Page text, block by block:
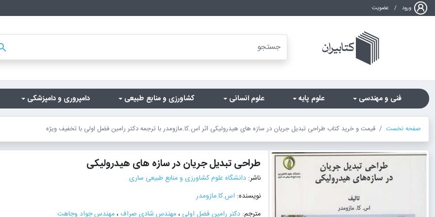
ورود / عضویت
فنی و مهندسی علوم پایه علوم انسانی کشاورزی و منابع طبیعی دامپروری و دامپزشکی
صفحه نخست قیمت و خرید کتاب طراحی تبدیل جریان در سازه های هیدرولیکی اثر اس.کا.مازومدر با ترجمه دکتر رامین فضل اولی با تخفیف ویژه
طراحی تبدیل جریان در سازه های هیدرولیکی
ناشر: دانشگاه علوم کشاورزی و منابع طبیعی ساری
نویسنده: اس.کا.مازومدر
مترجم: دکتر رامین فضل اولی ،مهندس شادی صراف،مهندس جواد وجاهت